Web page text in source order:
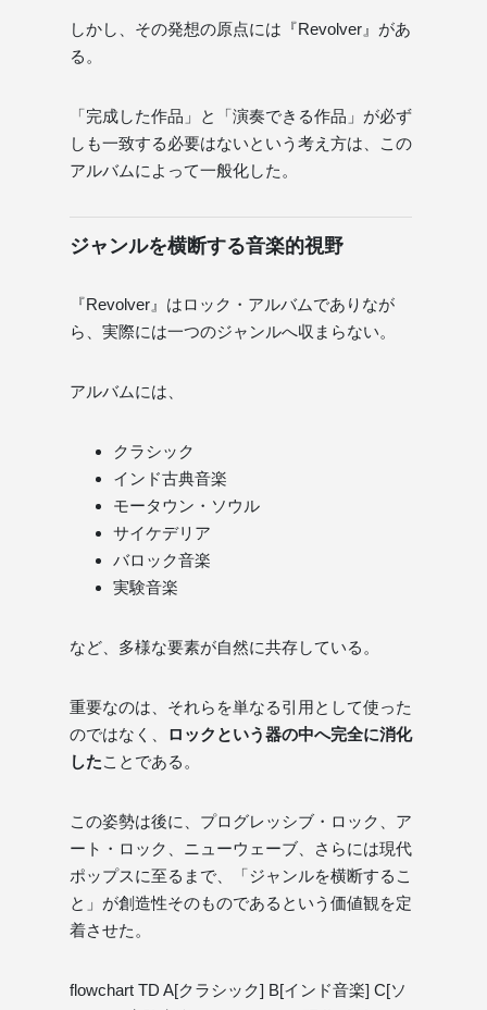
しかし、その発想の原点には『Revolver』があ
る。
「完成した作品」と「演奏できる作品」が必ず
しも一致する必要はないという考え方は、この
アルバムによって一般化した。
ジャンルを横断する音楽的視野
『Revolver』はロック・アルバムでありなが
ら、実際には一つのジャンルへ収まらない。
アルバムには、
クラシック
インド古典音楽
モータウン・ソウル
サイケデリア
バロック音楽
実験音楽
など、多様な要素が自然に共存している。
重要なのは、それらを単なる引用として使った
のではなく、
ロックという器の中へ完全に消化
したことである。
この姿勢は後に、プログレッシブ・ロック、ア
ート・ロック、ニューウェーブ、さらには現代
ポップスに至るまで、「ジャンルを横断するこ
と」が創造性そのものであるという価値観を定
着させた。
flowchart TD A[クラシック] B[インド音楽] C[ソ